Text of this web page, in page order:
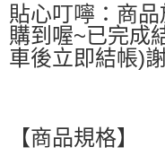
貼心叮嚀：商
購到喔~已完成
車後立即結帳)
【商品規格】